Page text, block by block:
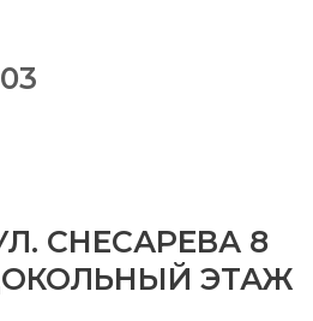
СНЕСАРЕВА 8
ЭТАЖ